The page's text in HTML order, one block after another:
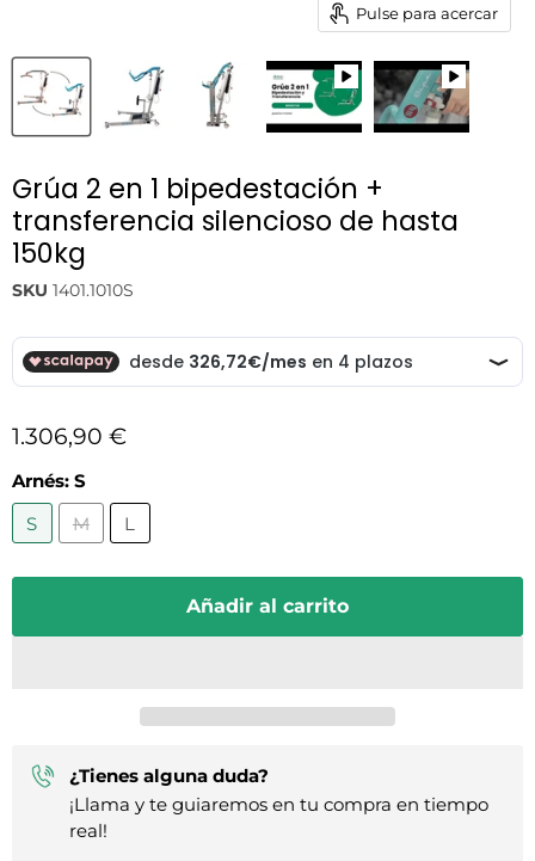
Pulse para acercar
Grúa 2 en 1 bipedestación +
transferencia silencioso de hasta
150kg
SKU 1401.1010S
Precio actual
1.306,90 €
Arnés: S
S
M L
Añadir al carrito
¿Tienes alguna duda?
¡Llama y te guiaremos en tu compra en tiempo
real!